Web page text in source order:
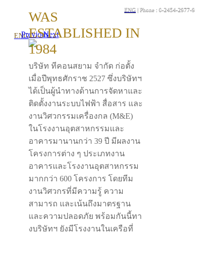
ENG | Phone : 0-2454-2977-9
ENGPreviousNext
WAS
ESTABLISHED IN
1984
บริษัท ทีคอนสยาม จำกัด ก่อตั้ง
เมื่อปีพุทธศักราช 2527 ซึ่งบริษัทฯ
ได้เป็นผู้นำทางด้านการจัดหาและ
ติดตั้งงานระบบไฟฟ้า สื่อสาร และ
งานวิศวกรรมเครื่องกล (M&E)
ในโรงงานอุตสาหกรรมและ
อาคารมานานกว่า 39 ปี มีผลงาน
โครงการต่าง ๆ ประเภทงาน
อาคารและโรงงานอุตสาหกรรม
มากกว่า 600 โครงการ โดยทีม
งานวิศวกรที่มีความรู้ ความ
สามารถ และเน้นถึงมาตรฐาน
และความปลอดภัย พร้อมกันนี้ทา
งบริษัทฯ ยังมีโรงงานในเครือที่